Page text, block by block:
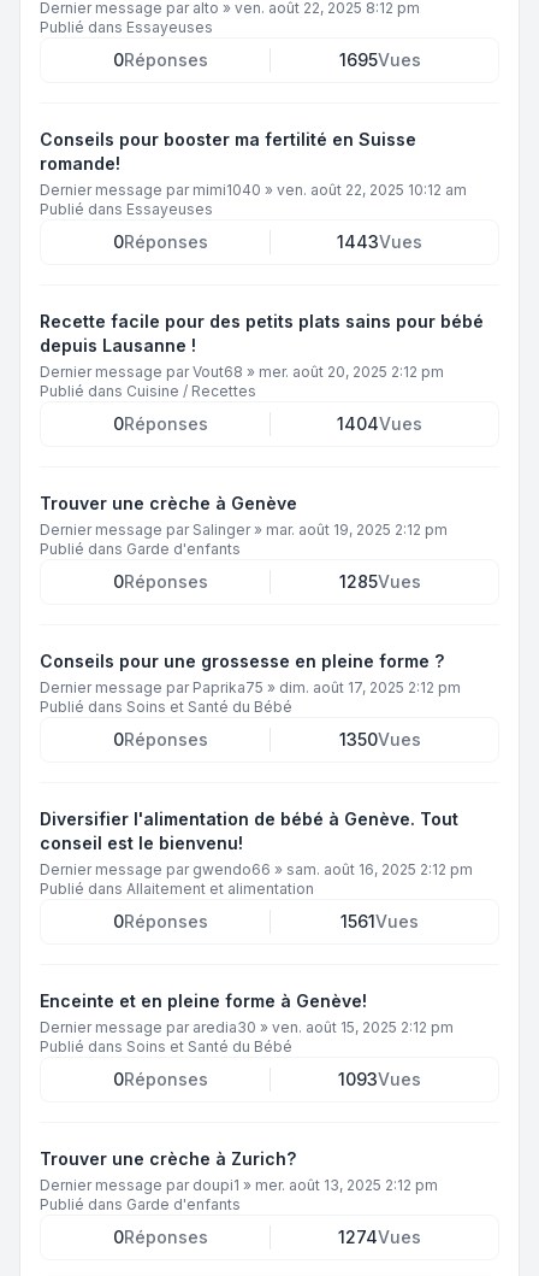
Dernier message par alto » ven. août 22, 2025 8:12 pm
Publié dans Essayeuses
0Réponses 1695Vues
Conseils pour booster ma fertilité en Suisse
romande!
Dernier message par mimi1040 » ven. août 22, 2025 10:12 am
Publié dans Essayeuses
0Réponses 1443Vues
Recette facile pour des petits plats sains pour bébé
depuis Lausanne !
Dernier message parVout68 » mer. août 20, 2025 2:12 pm
Publié dans Cuisine / Recettes
0Réponses 1404Vues
Trouver une crèche à Genève
Dernier message par Salinger» mar. août 19, 2025 2:12 pm
Publié dans Garde d'enfants
0Réponses 1285Vues
Conseils pour une grossesse en pleine forme ?
Dernier message par Paprika75 » dim. août 17, 2025 2:12 pm
Publié dans Soins et Santé du Bébé
0Réponses 1350Vues
Diversifier l'alimentation de bébé à Genève. Tout
conseil est le bienvenu!
Dernier message par gwendo66 » sam. août 16, 2025 2:12 pm
Publié dans Allaitement et alimentation
0Réponses 1561Vues
Enceinte et en pleine forme à Genève!
Dernier message par aredia30 » ven. août 15, 2025 2:12 pm
Publié dans Soins et Santé du Bébé
0Réponses 1093Vues
Trouver une crèche à Zurich?
Dernier message par doupi1 » mer. août 13, 2025 2:12 pm
Publié dans Garde d'enfants
0Réponses 1274Vues